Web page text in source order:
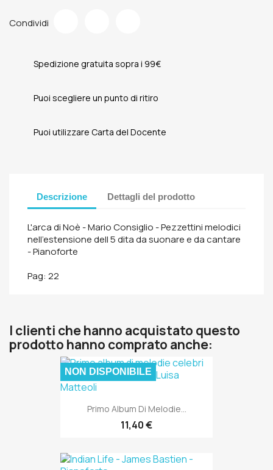
Condividi
Spedizione gratuita sopra i 99€
Puoi scegliere un punto di ritiro
Puoi utilizzare Carta del Docente
Descrizione Dettagli del prodotto
L'arca di Noè - Mario Consiglio - Pezzettini melodici
nell'estensione dell 5 dita da suonare e da cantare
- Pianoforte
Pag: 22
I clienti che hanno acquistato questo
prodotto hanno comprato anche:
Primo Album Di Melodie...
11,40 €
NON DISPONIBILE